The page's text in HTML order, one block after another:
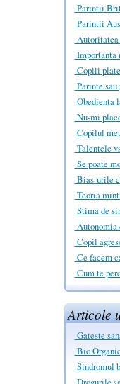
Parintii
Parintii
Importanta
Copiii
Parinte
Obedienta
Nu-mi
Copilul
Talentele
Se poate
Bias-urile
Teoria
Stima de
Copil
Ce facem
Cum te
Articole
Gateste
Bio
Sindromul